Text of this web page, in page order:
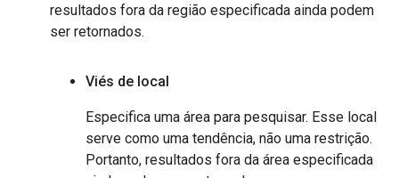
resultados fora da região especificada ainda podem
ser retornados.
Viés de local
Especifica uma área para pesquisar. Esse local
serve como uma tendência, não uma restrição.
Portanto, resultados fora da área especificada